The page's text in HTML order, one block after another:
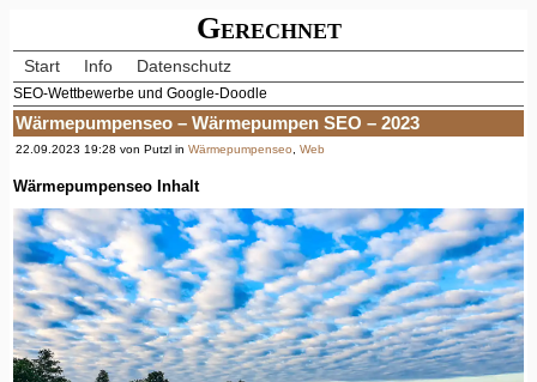
Gerechnet
Start Info Datenschutz
SEO-Wettbewerbe und Google-Doodle
Wärmepumpenseo – Wärmepumpen SEO – 2023
22.09.2023 19:28 von Putzl in Wärmepumpenseo, Web
Wärmepumpenseo Inhalt